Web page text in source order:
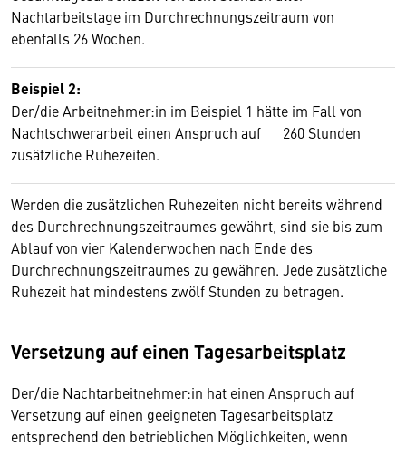
Nachtarbeitstage im Durchrechnungszeitraum von
ebenfalls 26 Wochen.
Beispiel 2:
Der/die Arbeitnehmer:in im Beispiel 1 hätte im Fall von
Nachtschwerarbeit einen Anspruch auf 260 Stunden
zusätzliche Ruhezeiten.
Werden die zusätzlichen Ruhezeiten nicht bereits während
des Durchrechnungszeitraumes gewährt, sind sie bis zum
Ablauf von vier Kalenderwochen nach Ende des
Durchrechnungszeitraumes zu gewähren. Jede zusätzliche
Ruhezeit hat mindestens zwölf Stunden zu betragen.
Versetzung auf einen Tagesarbeitsplatz
Der/die Nachtarbeitnehmer:in hat einen Anspruch auf
Versetzung auf einen geeigneten Tagesarbeitsplatz
entsprechend den betrieblichen Möglichkeiten, wenn